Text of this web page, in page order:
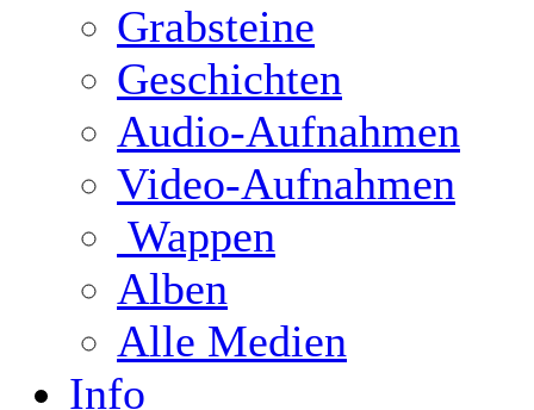
Grabsteine
Geschichten
Audio-Aufnahmen
Video-Aufnahmen
Wappen
Alben
Alle Medien
Info